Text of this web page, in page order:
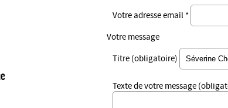
Votre adresse email *
Votre message
Titre (obligatoire)
Texte de votre